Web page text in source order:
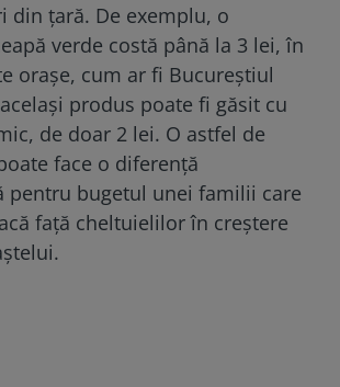
din țară. De exemplu, o
verde costă până la 3 lei, în
orașe, cum ar fi Bucureștiul
produs poate fi găsit cu
de doar 2 lei. O astfel de
face o diferență
pentru bugetul unei familii care
față cheltuielilor în creștere